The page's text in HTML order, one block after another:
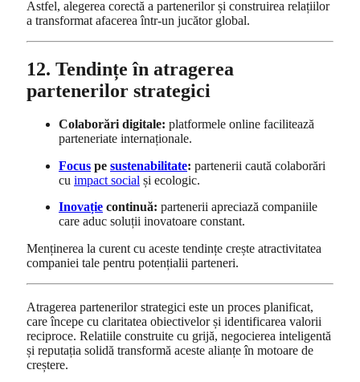
Astfel, alegerea corectă a partenerilor și construirea relațiilor
a transformat afacerea într-un jucător global.
12. Tendințe în atragerea
partenerilor strategici
Colaborări digitale: platformele online facilitează
parteneriate internaționale.
Focus pe sustenabilitate: partenerii caută colaborări
cu impact social și ecologic.
Inovație continuă: partenerii apreciază companiile
care aduc soluții inovatoare constant.
Menținerea la curent cu aceste tendințe crește atractivitatea
companiei tale pentru potențialii parteneri.
Atragerea partenerilor strategici este un proces planificat,
care începe cu claritatea obiectivelor și identificarea valorii
reciproce. Relatiile construite cu grijă, negocierea inteligentă
și reputația solidă transformă aceste alianțe în motoare de
creștere.